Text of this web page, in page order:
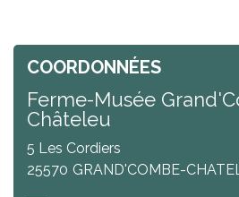
COORDONNÉES
Ferme-Musée
Châteleu
5 Les Cordiers
25570 GRAND'COMBE-